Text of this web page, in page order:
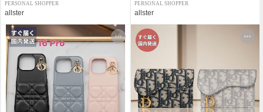
PERSONAL SHOPPER
allster
PERSONAL SHOPPER
allster